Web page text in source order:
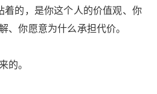
着的，是你这个人的价值观、你
、你愿意为什么承担代价。
的。